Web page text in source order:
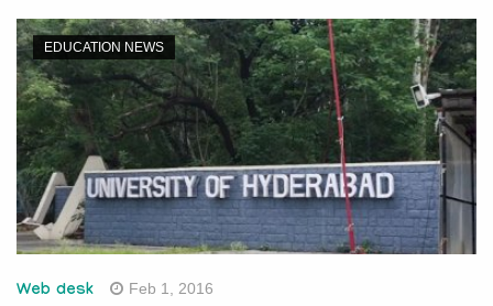
EDUCATION NEWS
Web desk Feb 1, 2016